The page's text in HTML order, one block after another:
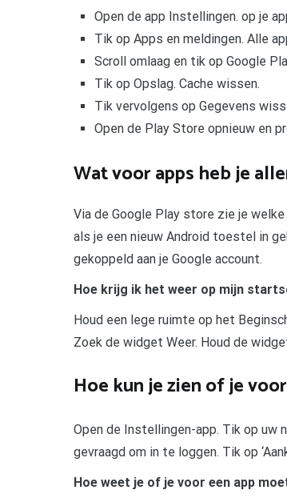
Open de app Instellingen. op je
Tik op Apps en meldingen. Alle
Scroll omlaag en tik op Google
Tik op Opslag. Cache wissen.
Tik vervolgens op Gegevens
Open de Play Store opnieuw en
Wat voor apps heb je
Via de Google Play store zie je
als je een nieuw Android toestel in
gekoppeld aan je Google account.
Hoe krijg ik het weer op mijn
Houd een lege ruimte op het
Zoek de widget Weer. Houd de
Hoe kun je zien of je
Open de Instellingen-app. Tik op uw
gevraagd om in te loggen. Tik op
Hoe weet je of je voor een app